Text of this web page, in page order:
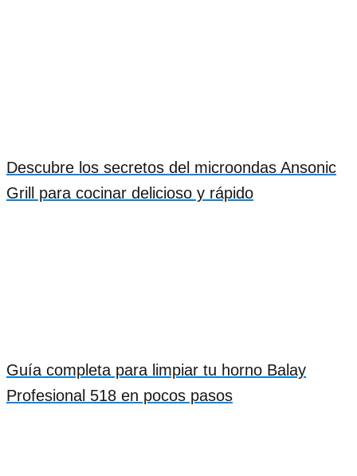
Descubre los secretos del microondas Ansonic
Grill para cocinar delicioso y rápido
Guía completa para limpiar tu horno Balay
Profesional 518 en pocos pasos